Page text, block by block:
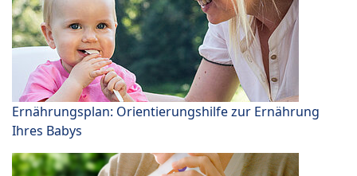
Ernährungsplan: Orientierungshilfe zur Ernährung
Ihres Babys